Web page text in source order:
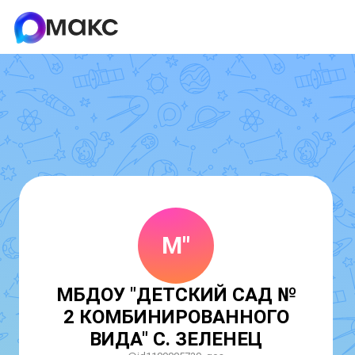
М"
МБДОУ "ДЕТСКИЙ САД №
2 КОМБИНИРОВАННОГО
ВИДА" С. ЗЕЛЕНЕЦ